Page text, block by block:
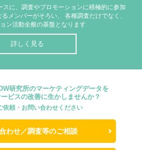
スに、調査やプロモーションに積極的に参加
メンバーがそろい、
各種調査だけでなく、
ン活動全般の基盤となります
詳しく見る
研究所のマーケティングデータを
ビスの改善に生かしませんか？
依頼・お問い合わせください
わせ／調査等のご相談